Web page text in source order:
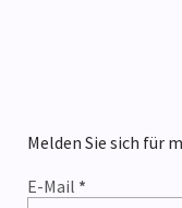
Melden Sie sich für
E-Mail *